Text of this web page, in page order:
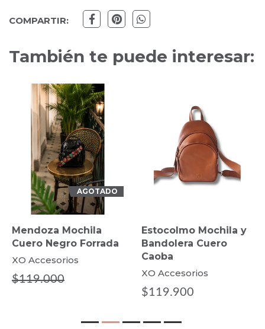
COMPARTIR:
También te puede interesar:
Estocolmo Mochila y
Bandolera Cuero
Caoba
XO Accesorios
Arauco
Cuero Natural
XO Accesorios
$129.000